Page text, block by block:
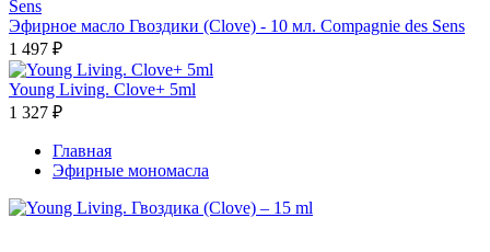
Эфирное масло Гвоздики (Clove) - 10 мл. Compagnie des Sens
1 497 ₽
Young Living. Clove+ 5ml
1 327 ₽
Главная
Эфирные мономасла